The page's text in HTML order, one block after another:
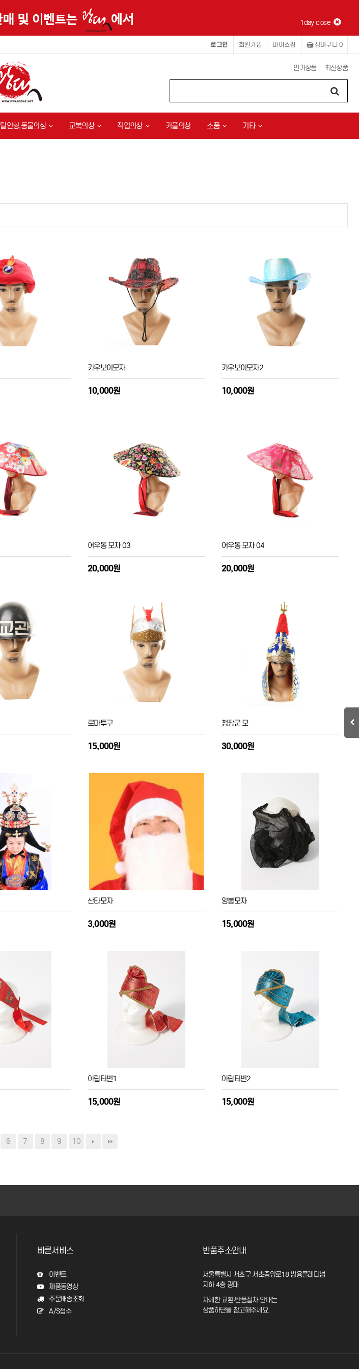
1day close
장바구니 0
마이쇼핑
회원가입
로그인
최신상품
인기상품
탈인형,동물의상 교복의상 직업의상 커플의상 소품 기타
카우보이모자
10,000원
카우보이모자2
10,000원
어우동 모자 03
20,000원
어우동 모자 04
20,000원
로마투구
15,000원
청장군 모
30,000원
산타모자
3,000원
양봉모자
15,000원
아랍터번1
15,000원
아랍터번2
15,000원
6 7 8 9 10
빠른서비스
이벤트
제품동영상
주문배송조회
A/S접수
반품주소안내
서울특별시 서초구 서초중앙로18 쌍용플레티넘
지하 4층 광대
자세한 교환·반품절차 안내는
상품하단을 참고해주세요.